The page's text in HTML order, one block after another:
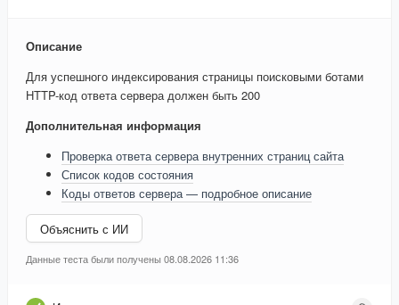
Описание
Для успешного индексирования страницы поисковыми ботами
HTTP-код ответа сервера должен быть 200
Дополнительная информация
Проверка ответа сервера внутренних страниц сайта
Список кодов состояния
Коды ответов сервера — подробное описание
Объяснить с ИИ
Данные теста были получены 08.08.2026 11:36